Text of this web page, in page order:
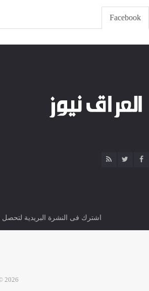
Facebook
اشترك فى النشرة البريدية لتحصل
2026 ©